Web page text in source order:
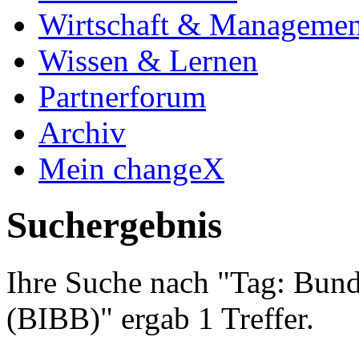
Wirtschaft &
Wissen & Lernen
Partnerforum
Archiv
Mein changeX
Suchergebnis
Ihre Suche nach "Tag:
(BIBB)" ergab 1 Treffer.